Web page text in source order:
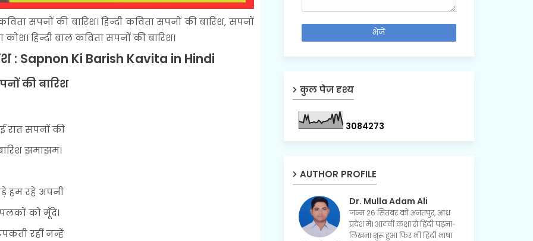
सपनों की बारिश। हिन्दी कविता सपनों की बारिश, सपनों
कोश। हिन्दी बाल कविता सपनों की बारिश।
: Sapnon Ki Barish Kavita in Hindi
की बारिश
रात सपनों की
झमाझम।
हम रहे अपनी
को मूँदे।
रहीं नन्हें
कुल पेज दृश्य
3084273
AUTHOR PROFILE
Dr. Mulla Adam Ali
जन्म 26 सितंबर को अनंतपुर, आंध्र
प्रदेश में। आठवीं कक्षा से हिंदी पढ़ना-
लिखना शुरू हुआ फिर भी हिंदी भाषा